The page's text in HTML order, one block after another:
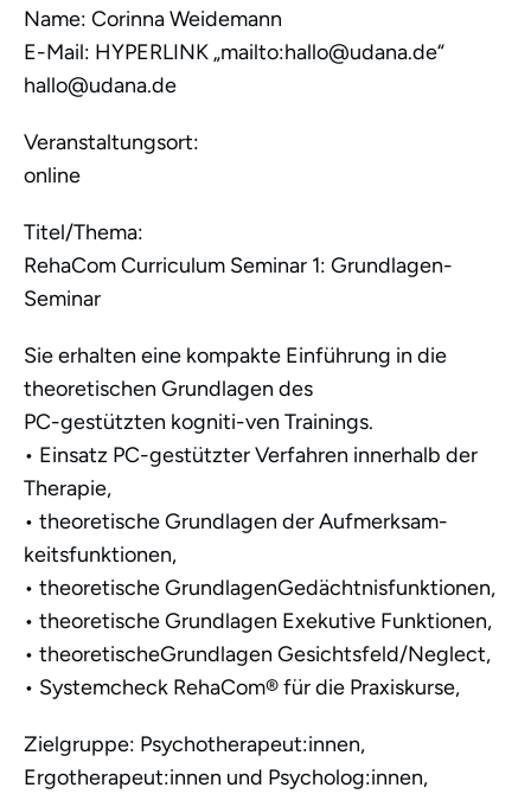
Name: Corinna Weidemann
E-Mail: HYPERLINK „mailto:hallo@udana.de“
hallo@udana.de
Veranstaltungsort:
online
Titel/Thema:
RehaCom Curriculum Seminar 1: Grundlagen-
Seminar
Sie erhalten eine kompakte Einführung in die
theoretischen Grundlagen des
PC-gestützten kogniti-ven Trainings.
• Einsatz PC-gestützter Verfahren innerhalb der
Therapie,
• theoretische Grundlagen der Aufmerksam-
keitsfunktionen,
• theoretische GrundlagenGedächtnisfunktionen,
• theoretische Grundlagen Exekutive Funktionen,
• theoretischeGrundlagen Gesichtsfeld/Neglect,
• Systemcheck RehaCom® für die Praxiskurse,
Zielgruppe: Psychotherapeut:innen,
Ergotherapeut:innen und Psycholog:innen,